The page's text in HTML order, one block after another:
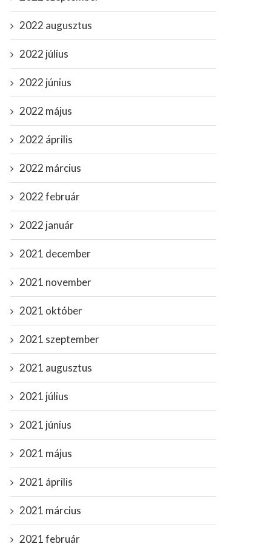
JFK (1991) filmrészlet-
a történelmet,...
2022 augusztus
2022 július
2022 június
2022 május
2022 április
2022 március
2022 február
2022 január
2021 december
2021 november
2021 október
2021 szeptember
2021 augusztus
2021 július
2021 június
2021 május
2021 április
2021 március
2021 február